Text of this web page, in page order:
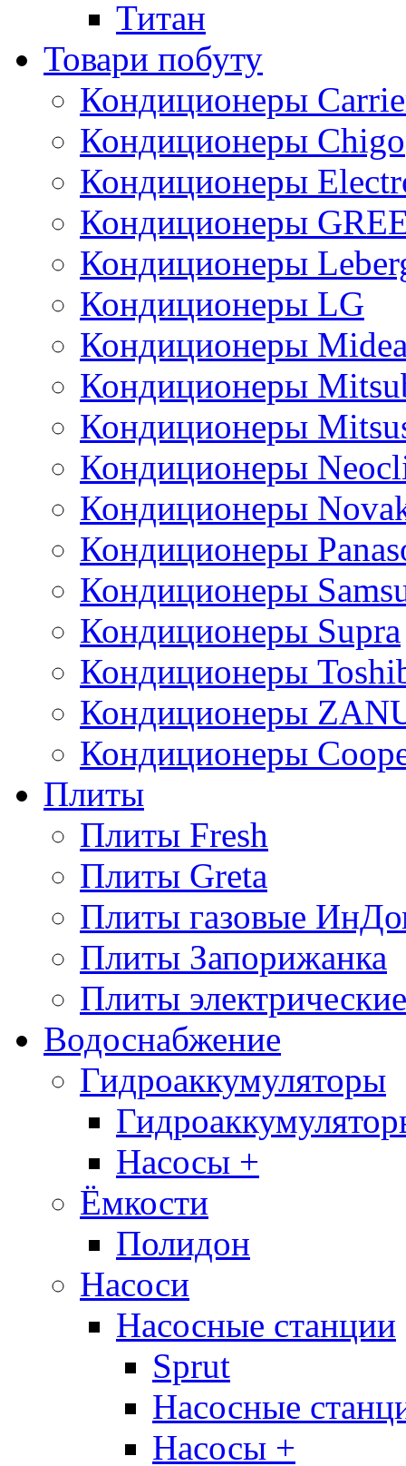
Титан
Товари побуту
Кондиционеры
Кондиционеры Chigo
Кондиционеры
Кондиционеры
Кондиционеры
Кондиционеры LG
Кондиционеры
Кондиционеры
Кондиционеры
Кондиционеры
Кондиционеры
Кондиционеры
Кондиционеры
Кондиционеры Supra
Кондиционеры
Кондиционеры
Кондиционеры
Плиты
Плиты Fresh
Плиты Greta
Плиты газовые
Плиты Запорижанка
Плиты
Водоснабжение
Гидроаккумуляторы
Насосы +
Ёмкости
Полидон
Насоси
Насосные станции
Sprut
Насосные
Насосы +